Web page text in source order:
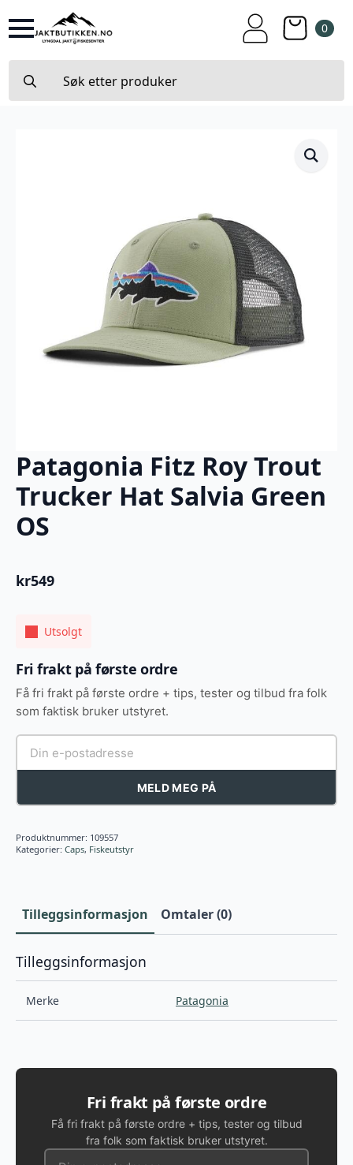
0
for:
Patagonia Fitz Roy Trout
Trucker Hat Salvia Green
OS
kr549
Utsolgt
Fri frakt på første ordre
Få fri frakt på første ordre + tips, tester og tilbud fra folk
som faktisk bruker utstyret.
MELD MEG PÅ
Produktnummer: 109557
Kategorier: Caps, Fiskeutstyr
Tilleggsinformasjon Omtaler (0)
Tilleggsinformasjon
Merke Patagonia
Fri frakt på første ordre
Få fri frakt på første ordre + tips, tester og tilbud
fra folk som faktisk bruker utstyret.